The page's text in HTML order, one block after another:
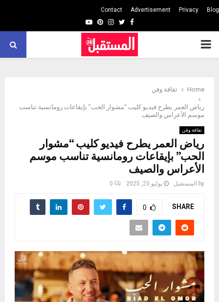
Blog
Privacy
Advertisement
Contact
Facebook
Twitter
Instagram
Pinterest
Youtube
PRIMARY
Home ثقافة وفن
رياض العمر يطرح فيديو كليب “مشوار الحب” بإيقاعات رومانسية تناسب
موسم الأعراس والصيف
ثقافة وفن
رياض العمر يطرح فيديو كليب “مشوار
الحب” بإيقاعات رومانسية تناسب موسم
الأعراس والصيف
by المستقبل يوليو 23, 2025 0
SHARE
0